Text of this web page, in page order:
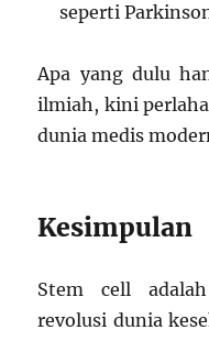
seperti
Apa yang dulu
ilmiah, kini
dunia medis
Kesimpulan
Stem cell
revolusi dunia